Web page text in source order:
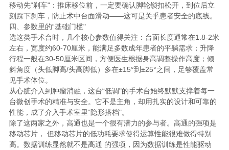
移动先“刹车"：推床移位前，一定要确认脚轮锁扣松开，到位后立
刻踩下刹车，防止术中台面滑动——这可是关乎患者安全的底线。
四、参数里的“基础门槛"
选这类手术台时，几个核心参数值得关注：台面长度通常在1.8-2米
左右，宽度约60-70厘米，能满足多数成年患者的平躺需求；升降
行程一般在30-50厘米区间，方便医生根据身高调整操作高度；倾
斜角度（头低脚高/头高脚低）多在±15°到±25°之间，足够覆盖常
见手术体位。
从心脏介入到肿瘤消融，这台“低调"的手术台始终默默支撑着每一
台微创手术的精准与安全。它不是主角，却用扎实的设计和可靠的
性能，成了介入手术室里“隐形搭档"。
除了这两家之外，高通也是一个很有潜力的参与者。高通的强项是
移动芯片， 但移动芯片的低功耗要求使得运算性能很难做得特别
高。数据训练显然就不是高通 的强项，因为数据训练是性能驱动